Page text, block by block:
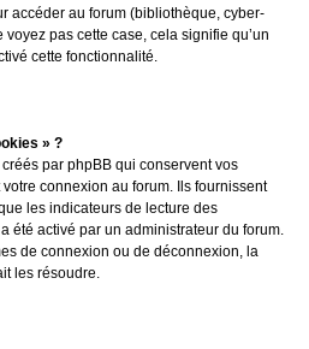
accéder au forum (bibliothèque, cyber-
pas cette case, cela signifie qu’un
cette fonctionnalité.
» ?
par phpBB qui conservent vos
connexion au forum. Ils fournissent
les indicateurs de lecture des
été activé par un administrateur du forum.
de connexion ou de déconnexion, la
les résoudre.